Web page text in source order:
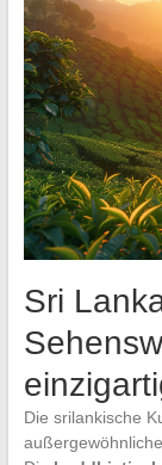
Sri
Die srilankische